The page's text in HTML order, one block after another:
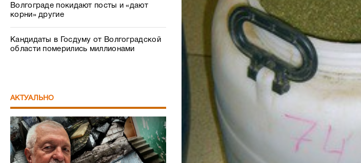
Волгограде покидают посты и «дают
корни» другие
Кандидаты в Госдуму от Волгоградской
области померились миллионами
АКТУАЛЬНО